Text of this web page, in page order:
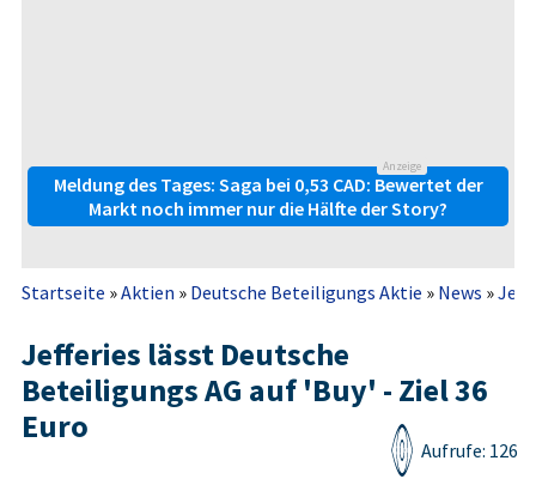
Anzeige
Meldung des Tages: Saga bei 0,53 CAD: Bewertet der
Markt noch immer nur die Hälfte der Story?
Startseite »Aktien » Deutsche Beteiligungs Aktie » News »
Jefferies lässt Deutsche
Beteiligungs AG auf 'Buy' - Ziel 36
Euro
Aufrufe: 126